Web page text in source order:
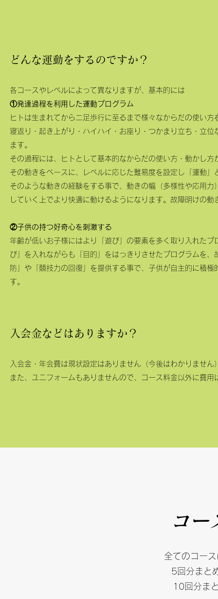
どんな運動をするのですか？
各コースやレベルによって異なりますが、基本的には
①発達過程を利用した運動プログラム
ヒトは生まれてから二足歩行に至るまで様々なからだの使い方
寝返り・起き上がり・ハイハイ・お座り・つかまり立ち・立
ます。
その過程には、ヒトとして基本的なからだの使い方・動かし方
その動きをベースに、レベルに応じた難易度を設定し「運動」
そのような動きの経験をする事で、動きの幅（多様性や応用
していく上でより快適に動けるようになります。故障明けの
②子供の持つ好奇心を刺激する
年齢が低いお子様にはより「遊び」の要素を多く取り入れた
び」を入れながらも「目的」をはっきりさせたプログラムを
防」や「競技力の回復」を提供する事で、子供が自主的に積
す。
入会金などはありますか？
入会金・年会費は現状設定はありません（今後はわかりません
また、ユニフォームもありませんので、コース料金以外に費用
コー
全てのコー
5回分まと
10回分ま